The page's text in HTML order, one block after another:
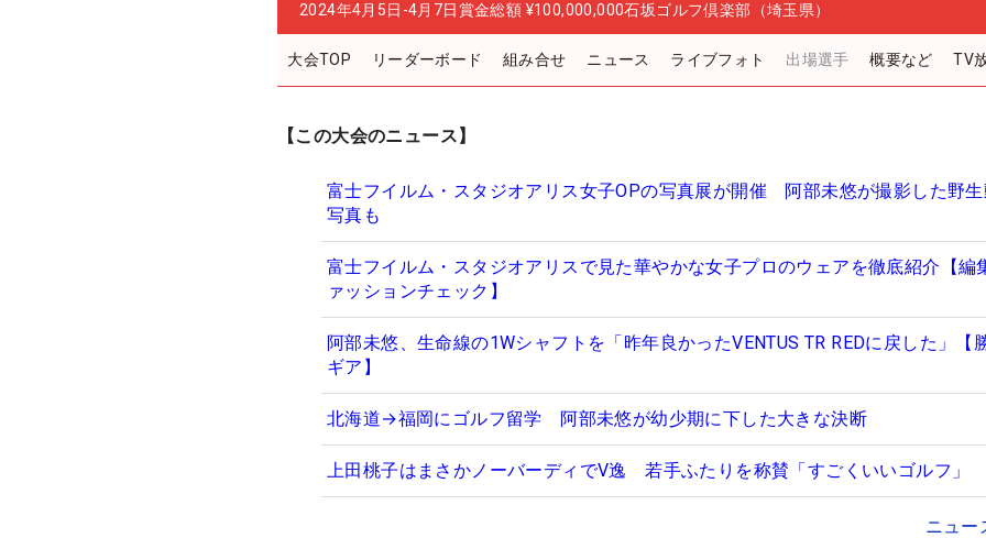
2024年4月5日-4月7日賞金総額 ¥100,000,000石坂ゴルフ倶楽部（埼玉県）
大会TOP リーダーボード 組み合せ ニュース ライブフォト 出場選手 概要など TV
【この大会のニュース】
富士フイルム・スタジオアリス女子OPの写真展が開催 阿部未悠が撮影した野
写真も
富士フイルム・スタジオアリスで見た華やかな女子プロのウェアを徹底紹介【編
ァッションチェック】
阿部未悠、生命線の1Wシャフトを「昨年良かったVENTUS TR REDに戻した」【
ギア】
北海道→福岡にゴルフ留学 阿部未悠が幼少期に下した大きな決断
上田桃子はまさかノーバーディでV逸 若手ふたりを称賛「すごくいいゴルフ」
ニュー